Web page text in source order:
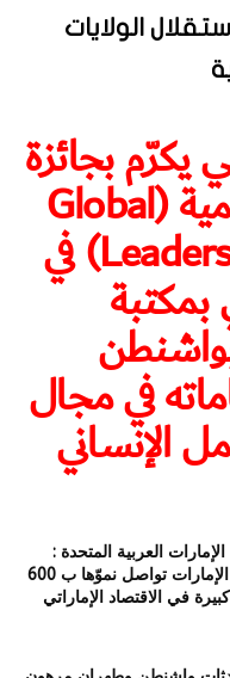
الـ250 لاستقلال الولايات
يكرّم بجائزة
القيادة العالمية (Global
Leadership Award) في
في مجال
الإنساني
العربية المتحدة :
الاستثمارات الإيطالية في الإمارات تواصل نموّها ب 600
في الاقتصاد الإماراتي